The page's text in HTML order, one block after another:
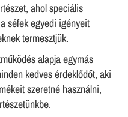
ahol speciális
séfek egyedi igényeit
termesztjük.
alapja egymás
kedves érdeklődőt, aki
szeretné használni,